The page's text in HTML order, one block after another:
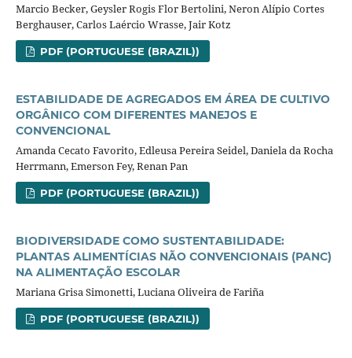
Marcio Becker, Geysler Rogis Flor Bertolini, Neron Alípio Cortes
Berghauser, Carlos Laércio Wrasse, Jair Kotz
PDF (PORTUGUESE (BRAZIL))
ESTABILIDADE DE AGREGADOS EM ÁREA DE CULTIVO
ORGÂNICO COM DIFERENTES MANEJOS E
CONVENCIONAL
Amanda Cecato Favorito, Edleusa Pereira Seidel, Daniela da Rocha
Herrmann, Emerson Fey, Renan Pan
PDF (PORTUGUESE (BRAZIL))
BIODIVERSIDADE COMO SUSTENTABILIDADE:
PLANTAS ALIMENTÍCIAS NÃO CONVENCIONAIS (PANC)
NA ALIMENTAÇÃO ESCOLAR
Mariana Grisa Simonetti, Luciana Oliveira de Fariña
PDF (PORTUGUESE (BRAZIL))